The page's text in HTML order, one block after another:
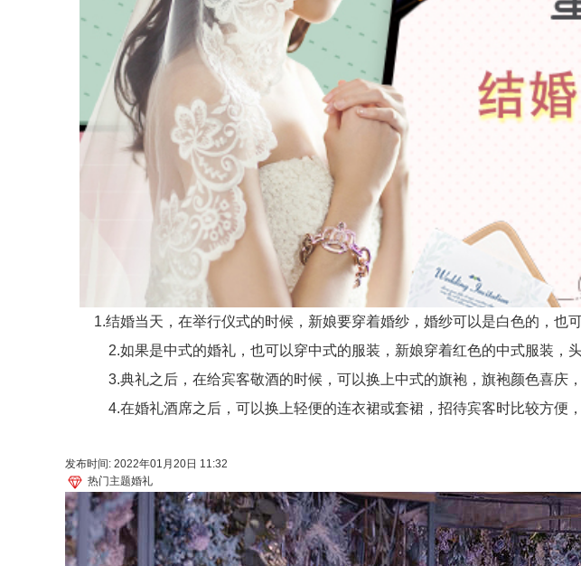
1.结婚当天，在举行仪式的时候，新娘要穿着婚纱，婚纱可以是白色的，也
2.如果是中式的婚礼，也可以穿中式的服装，新娘穿着红色的中式服装，头
3.典礼之后，在给宾客敬酒的时候，可以换上中式的旗袍，旗袍颜色喜庆，
4.在婚礼酒席之后，可以换上轻便的连衣裙或套裙，招待宾客时比较方便
发布时间: 2022年01月20日 11:32
热门主题婚礼